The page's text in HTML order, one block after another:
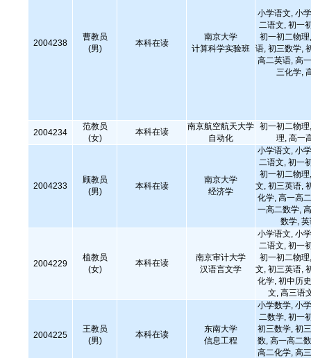
2004238
曹教员
(男)
本科在读
南京大学
计算科学实验班
小学语文, 小
二语文, 初一
初一初二物
语, 初三数学,
高二英语, 高
三化学,
2004234
范教员
(女)
本科在读
南京航空航天大学
自动化
初一初二物
理, 高一
2004233
顾教员
(男)
本科在读
南京大学
经济学
小学语文, 小
二语文, 初一
初一初二物
文, 初三英语,
化学, 高一高
一高二数学,
数学,
2004229
植教员
(女)
本科在读
南京审计大学
汉语言文学
小学语文, 小
二语文, 初一
初一初二物
文, 初三英语,
化学, 初中历
文, 高三语
2004225
王教员
(男)
本科在读
东南大学
信息工程
小学数学, 小
二数学, 初一
初三数学, 初
数, 高一高二
高二化学, 高